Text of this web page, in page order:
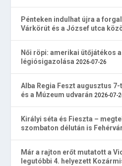
Pénteken indulhat újra a
Várkörút és a József utca
Női röpi: amerikai ütőjátékos
légiósigazolása 2026-07-26
Alba Regia Feszt augusztus
és a Múzeum udvarán 2026-07-
Királyi séta és Fieszta –
szombaton délután is
Már a rajton erőt mutatott a
legutóbbi 4. helyezett